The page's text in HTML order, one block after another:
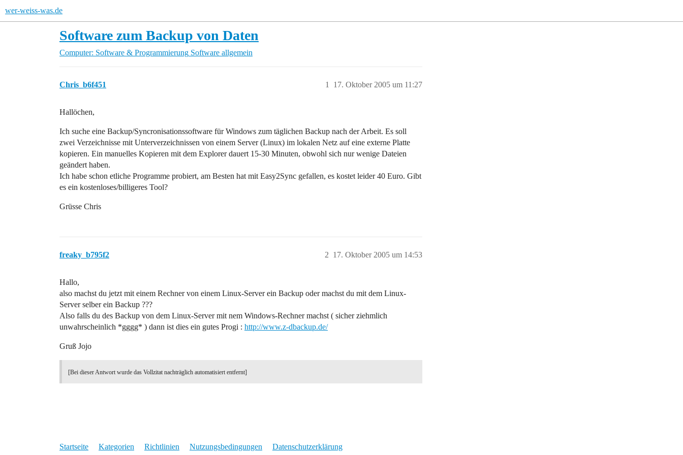
wer-weiss-was.de
Software zum Backup von Daten
Computer: Software & Programmierung Software allgemein
Chris_b6f451 17. Oktober 2005 um 11:27
1
Hallöchen,
Ich suche eine Backup/Syncronisationssoftware für Windows zum täglichen Backup nach der Arbeit. Es soll
zwei Verzeichnisse mit Unterverzeichnissen von einem Server (Linux) im lokalen Netz auf eine externe Platte
kopieren. Ein manuelles Kopieren mit dem Explorer dauert 15-30 Minuten, obwohl sich nur wenige Dateien
geändert haben.
Ich habe schon etliche Programme probiert, am Besten hat mit Easy2Sync gefallen, es kostet leider 40 Euro. Gibt
es ein kostenloses/billigeres Tool?
Grüsse Chris
freaky_b795f2 17. Oktober 2005 um 14:53
2
Hallo,
also machst du jetzt mit einem Rechner von einem Linux-Server ein Backup oder machst du mit dem Linux-
Server selber ein Backup ???
Also falls du des Backup von dem Linux-Server mit nem Windows-Rechner machst ( sicher ziehmlich
unwahrscheinlich *gggg* ) dann ist dies ein gutes Progi : http://www.z-dbackup.de/
Gruß Jojo
[Bei dieser Antwort wurde das Vollzitat nachträglich automatisiert entfernt]
Startseite Kategorien Richtlinien Nutzungsbedingungen Datenschutzerklärung